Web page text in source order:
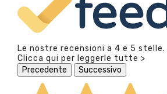
Le nostre recensioni a 4 e 5 stelle.
Clicca qui per leggerle tutte >
Precedente
Successivo